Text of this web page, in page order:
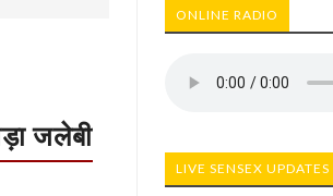
जलेबी
ONLINE RADIO
LIVE SENSEX UPDATES